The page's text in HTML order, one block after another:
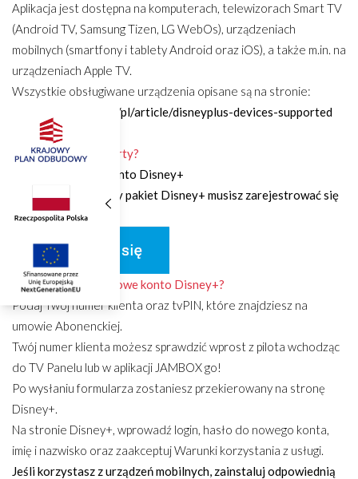
Aplikacja jest dostępna na komputerach, telewizorach Smart TV
(Android TV, Samsung Tizen, LG WebOs), urządzeniach
mobilnych (smartfony i tablety Android oraz iOS), a także m.in. na
urządzeniach Apple TV.
Wszystkie obsługiwane urządzenia opisane są na stronie:
help.disneyplus.com/pl/article/disneyplus-devices-supported
Jak skorzystać z oferty?
Zarejestruj nowe konto Disney+
Jeśli masz wykupiony pakiet Disney+ musisz zarejestrować się
poniżej
Jak zarejestrować nowe konto Disney+?
Podaj Twój numer klienta oraz tvPIN, które znajdziesz na
umowie Abonenckiej.
Twój numer klienta możesz sprawdzić wprost z pilota wchodząc
do TV Panelu lub w aplikacji JAMBOX go!
Po wysłaniu formularza zostaniesz przekierowany na stronę
Disney+.
Na stronie Disney+, wprowadź login, hasło do nowego konta,
imię i nazwisko oraz zaakceptuj Warunki korzystania z usługi.
Jeśli korzystasz z urządzeń mobilnych, zainstaluj odpowiednią